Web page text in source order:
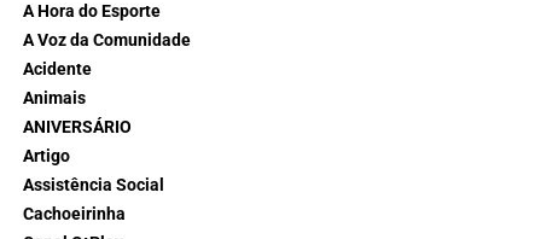
A Hora do Esporte
A Voz da Comunidade
Acidente
Animais
ANIVERSÁRIO
Artigo
Assistência Social
Cachoeirinha